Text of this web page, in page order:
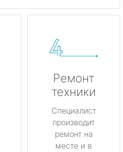
Ремонт
техники
Специалист
производит
ремонт на
месте и в